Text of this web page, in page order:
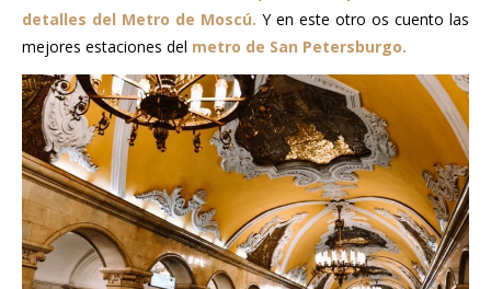
detalles del Metro de Moscú. Y en este otro os cuento las
mejores estaciones del metro de San Petersburgo.